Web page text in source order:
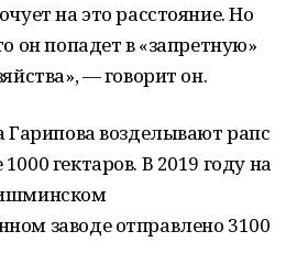
на это расстояние. Но
он попадет в «запретную»
— говорит он.
Гарипова возделывают рапс
гектаров. В 2019 году на
заводе отправлено 3100